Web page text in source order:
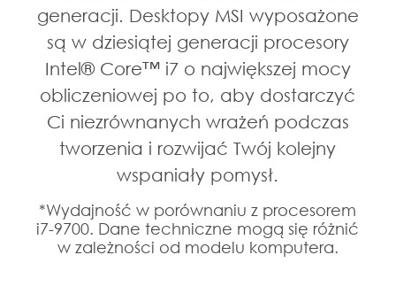
generacji. Desktopy MSI wyposażone
są w dziesiątej generacji procesory
Intel® Core™ i7 o największej mocy
obliczeniowej po to, aby dostarczyć
Ci niezrównanych wrażeń podczas
tworzenia i rozwijać Twój kolejny
wspaniały pomysł.
*Wydajność w porównaniu z procesorem
i7-9700. Dane techniczne mogą się różnić
w zależności od modelu komputera.